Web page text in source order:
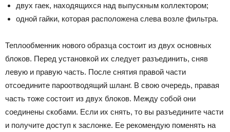
двух гаек, находящихся над выпускным коллектором;
одной гайки, которая расположена слева возле фильтра.
Теплообменник нового образца состоит из двух основных
блоков. Перед установкой их следует разъединить, сняв
левую и правую часть. После снятия правой части
отсоедините пароотводящий шланг. В свою очередь, правая
часть тоже состоит из двух блоков. Между собой они
соединены скобами. Если их снять, то вы разъедините части
и получите доступ к заслонке. Ее рекомендую поменять на